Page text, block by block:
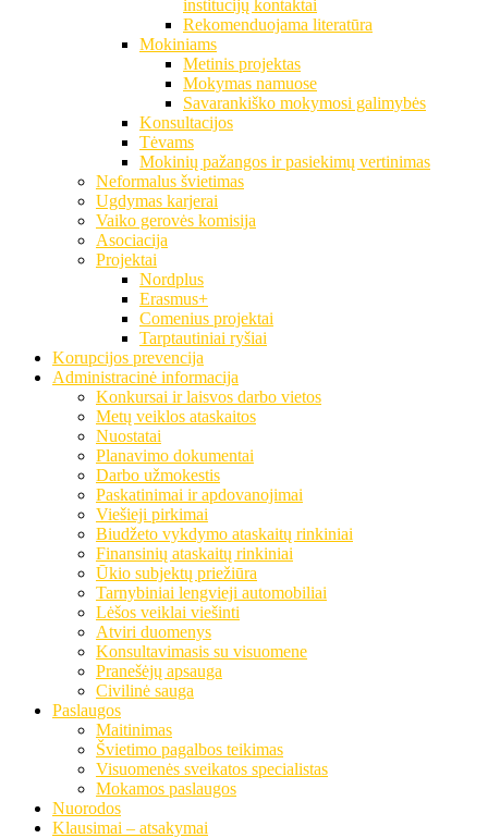
institucijų kontaktai
Rekomenduojama literatūra
Mokiniams
Metinis projektas
Mokymas namuose
Savarankiško mokymosi galimybės
Konsultacijos
Tėvams
Mokinių pažangos ir pasiekimų vertinimas
Neformalus švietimas
Ugdymas karjerai
Vaiko gerovės komisija
Asociacija
Projektai
Nordplus
Erasmus+
Comenius projektai
Tarptautiniai ryšiai
Korupcijos prevencija
Administracinė informacija
Konkursai ir laisvos darbo vietos
Metų veiklos ataskaitos
Nuostatai
Planavimo dokumentai
Darbo užmokestis
Paskatinimai ir apdovanojimai
Viešieji pirkimai
Biudžeto vykdymo ataskaitų rinkiniai
Finansinių ataskaitų rinkiniai
Ūkio subjektų priežiūra
Tarnybiniai lengvieji automobiliai
Lėšos veiklai viešinti
Atviri duomenys
Konsultavimasis su visuomene
Pranešėjų apsauga
Civilinė sauga
Paslaugos
Maitinimas
Švietimo pagalbos teikimas
Visuomenės sveikatos specialistas
Mokamos paslaugos
Nuorodos
Klausimai – atsakymai